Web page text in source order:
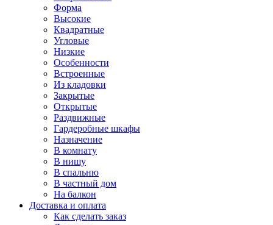
Форма
Высокие
Квадратные
Угловые
Низкие
Особенности
Встроенные
Из кладовки
Закрытые
Открытые
Раздвижные
Гардеробные шкафы
Назначение
В комнату
В нишу
В спальню
В частный дом
На балкон
Доставка и оплата
Как сделать заказ